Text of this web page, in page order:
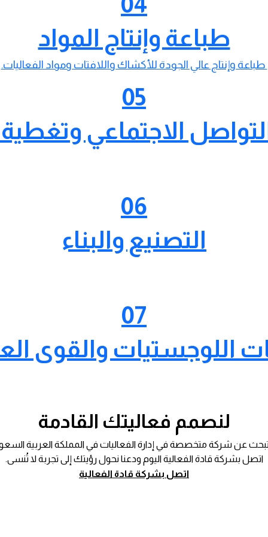
طباعة وإنتاج المواد
طباعة وإنتاج عالي الجودة للأكشاك واللافتات ومواد الفعاليات.
05
الاجتماعي وتغطية
06
التصنيع والبناء
07
اللوجستيات والقوى
لنصمم فعاليتك القادمة
عن شركة متخصصة في إدارة الفعاليات في المملكة العربية
اتصل بشركة قادة الفعالية اليوم ودعنا نحول رؤيتك إلى تجربة لا تُنسى.
اتصل بشركة قادة الفعالية